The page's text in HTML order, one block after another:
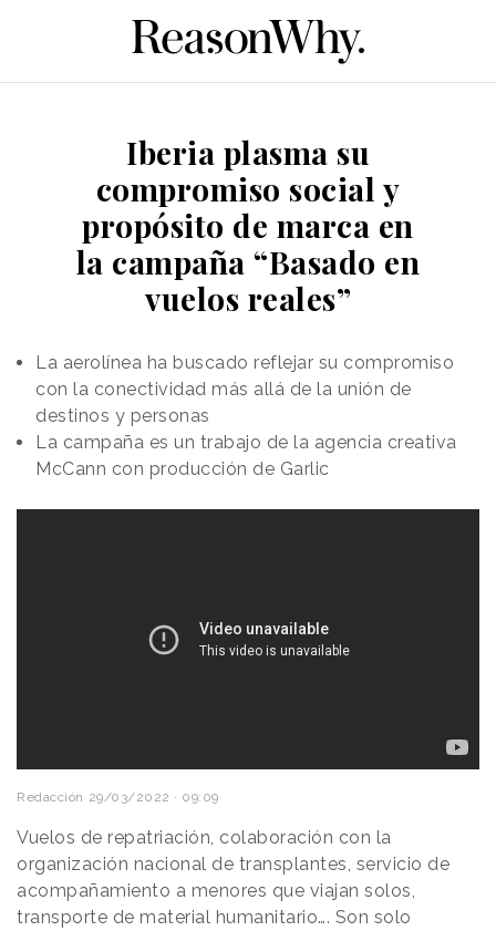
Iberia plasma su
compromiso social y
propósito de marca en
la campaña “Basado en
vuelos reales”
La aerolínea ha buscado reflejar su compromiso
con la conectividad más allá de la unión de
destinos y personas
La campaña es un trabajo de la agencia creativa
McCann con producción de Garlic
Redacción 29/03/2022 · 09:09
Vuelos de repatriación, colaboración con la
organización nacional de transplantes, servicio de
acompañamiento a menores que viajan solos,
transporte de material humanitario…. Son solo